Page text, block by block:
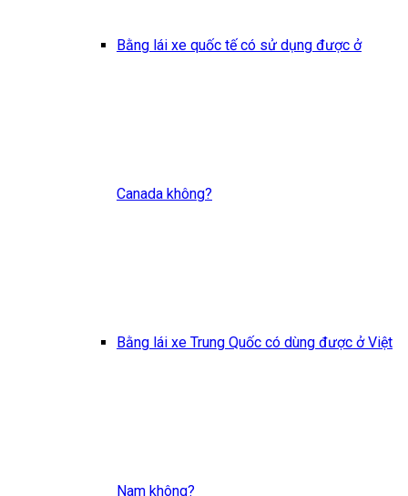
Bằng lái xe quốc tế có sử dụng được ở
Canada không?
Bằng lái xe Trung Quốc có dùng được ở Việt
Nam không?